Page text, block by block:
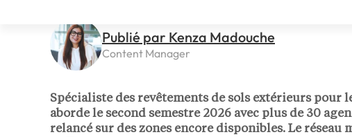
Publié par Kenza Madouche
Content Manager
Spécialiste des revêtements de sols extérieurs pour
aborde le second semestre 2026 avec plus de 30
relancé sur des zones encore disponibles. Le réseau